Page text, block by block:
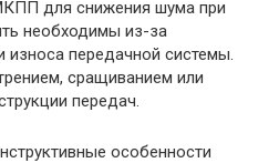
для снижения шума при
необходимы из-за
износа передачной системы.
сращиванием или
передач.
особенности